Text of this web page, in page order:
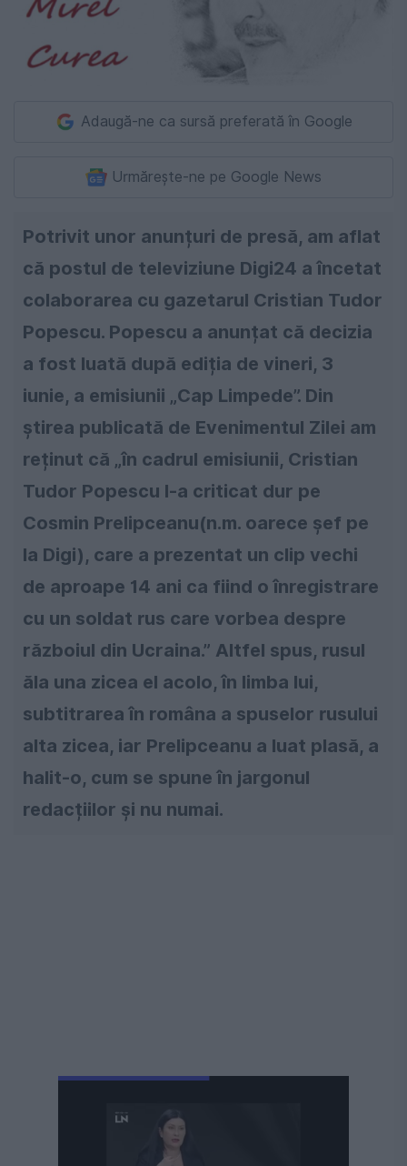
Adaugă-ne ca sursă preferată în Google
Urmărește-ne pe Google News
Potrivit unor anunțuri de presă, am aflat
că postul de televiziune Digi24 a încetat
colaborarea cu gazetarul Cristian Tudor
Popescu. Popescu a anunțat că decizia
a fost luată după ediția de vineri, 3
iunie, a emisiunii „Cap Limpede”. Din
știrea publicată de Evenimentul Zilei am
reținut că „în cadrul emisiunii, Cristian
Tudor Popescu l-a criticat dur pe
Cosmin Prelipceanu(n.m. oarece șef pe
la Digi), care a prezentat un clip vechi
de aproape 14 ani ca fiind o înregistrare
cu un soldat rus care vorbea despre
războiul din Ucraina.” Altfel spus, rusul
ăla una zicea el acolo, în limba lui,
subtitrarea în româna a spuselor rusului
alta zicea, iar Prelipceanu a luat plasă, a
halit-o, cum se spune în jargonul
redacțiilor și nu numai.